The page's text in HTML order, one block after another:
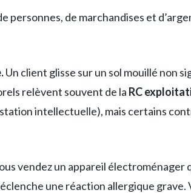
personnes, de marchandises et
Un client glisse sur un sol mouillé non
relèvent souvent de la RC
intellectuelle), mais certains
vendez un appareil électroménager
une réaction allergique